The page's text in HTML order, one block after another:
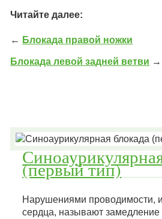
Читайте далее:
← Блокада правой ножки
Блокада левой задней ветви →
(первый тип)
Нарушениями проводимости,
сердца, называют